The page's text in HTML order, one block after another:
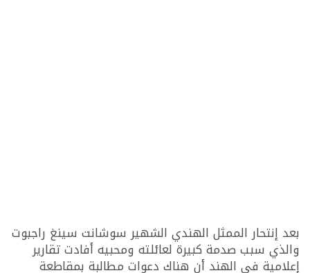
بعد إنتحار الممثل الهندي الشهير سوشانت سينغ راجبوت
والذي سبب صدمة كبيرة لعائلته ومحبيه أفادت تقارير
إعلامية في الهند أن هناك دعوات مطالبة بمقاطعة